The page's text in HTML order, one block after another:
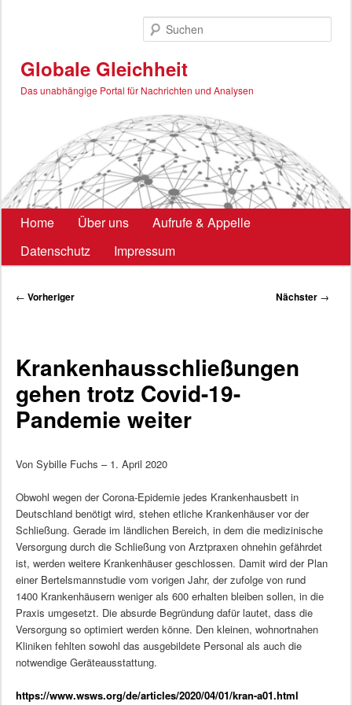
Globale Gleichheit
Das unabhängige Portal für Nachrichten und Analysen
Hauptmenü
Home Über uns
Aufrufe & Appelle
Datenschutz
Impressum
Beitragsnavigation
← Vorheriger Nächster →
Krankenhausschließungen
gehen trotz Covid-19-
Pandemie weiter
Von Sybille Fuchs – 1. April 2020
Obwohl wegen der Corona-Epidemie jedes Krankenhausbett in
Deutschland benötigt wird, stehen etliche Krankenhäuser vor der
Schließung. Gerade im ländlichen Bereich, in dem die medizinische
Versorgung durch die Schließung von Arztpraxen ohnehin gefährdet
ist, werden weitere Krankenhäuser geschlossen. Damit wird der Plan
einer Bertelsmannstudie vom vorigen Jahr, der zufolge von rund
1400 Krankenhäusern weniger als 600 erhalten bleiben sollen, in die
Praxis umgesetzt. Die absurde Begründung dafür lautet, dass die
Versorgung so optimiert werden könne. Den kleinen, wohnortnahen
Kliniken fehlten sowohl das ausgebildete Personal als auch die
notwendige Geräteausstattung.
https://www.wsws.org/de/articles/2020/04/01/kran-a01.html